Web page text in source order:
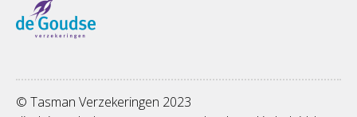
© Tasman Verzekeringen 2023